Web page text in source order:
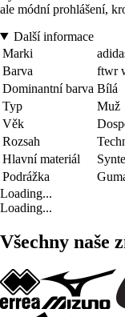
ale módní prohlášení,
Další informace
Marki
Barva
ftwr
Dominantní barva Bílá
Typ
Muž
Věk
Rozsah
Hlavní materiál
Podrážka
Loading...
Loading...
Všechny naše